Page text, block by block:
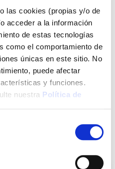
las cookies (propias y/o de
acceder a la información
de estas tecnologías
como el comportamiento de
únicas en este sitio. No
puede afectar
y funciones.
nuestra Política de
Envío a domicilio:
5 días hábiles
+ INFO